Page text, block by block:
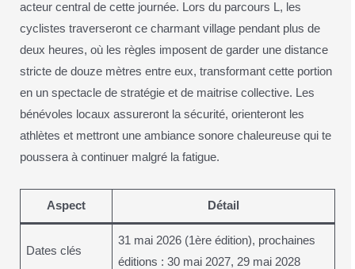
acteur central de cette journée. Lors du parcours L, les
cyclistes traverseront ce charmant village pendant plus de
deux heures, où les règles imposent de garder une distance
stricte de douze mètres entre eux, transformant cette portion
en un spectacle de stratégie et de maitrise collective. Les
bénévoles locaux assureront la sécurité, orienteront les
athlètes et mettront une ambiance sonore chaleureuse qui te
poussera à continuer malgré la fatigue.
Aspect Détail
Dates clés
31 mai 2026 (1ère édition), prochaines
éditions : 30 mai 2027, 29 mai 2028